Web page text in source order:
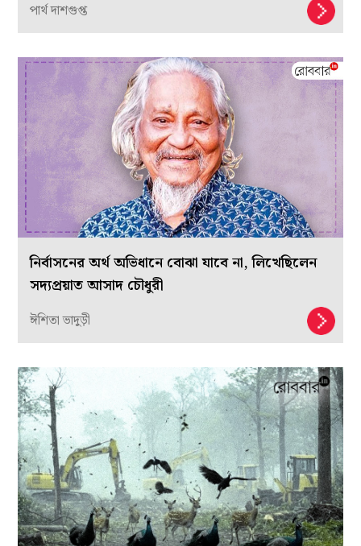
পার্থ দাশগুপ্ত
নির্বাসনের অর্থ অভিধানে বোঝা যাবে না, লিখেছিলেন
সদ্যপ্রয়াত আসাদ চৌধুরী
ঈশিতা ভাদুড়ী